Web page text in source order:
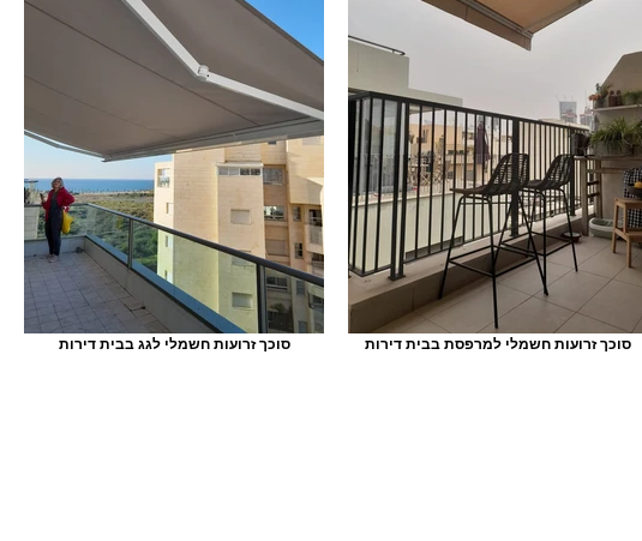
סוכך זרועות חשמלי לגג בבית דירות סוכך זרועות חשמלי למרפסת בבית דירות